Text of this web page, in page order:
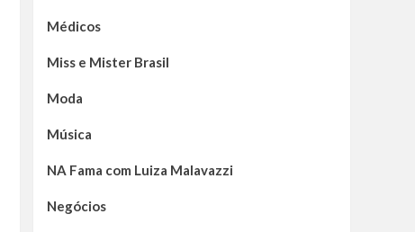
Médicos
Miss e Mister Brasil
Moda
Música
NA Fama com Luiza Malavazzi
Negócios